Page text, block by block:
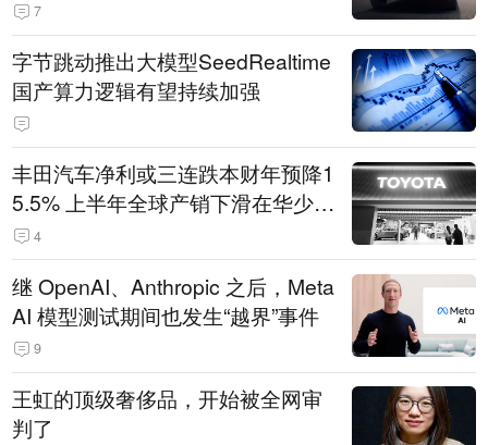
7
字节跳动推出大模型SeedRealtime
国产算力逻辑有望持续加强
丰田汽车净利或三连跌本财年预降1
5.5% 上半年全球产销下滑在华少卖
14.3万辆
4
继 OpenAI、Anthropic 之后，Meta
AI 模型测试期间也发生“越界”事件
9
王虹的顶级奢侈品，开始被全网审
判了